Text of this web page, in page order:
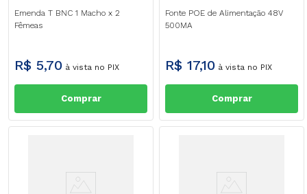
Emenda T BNC 1 Macho x 2
Fêmeas
R$ 5,70 à vista no PIX
Comprar
Fonte POE de Alimentação 48V
500MA
R$ 17,10 à vista no PIX
Comprar